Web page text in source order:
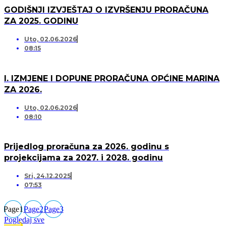
GODIŠNJI IZVJEŠTAJ O IZVRŠENJU PRORAČUNA
ZA 2025. GODINU
Uto, 02.06.2026
08:15
I. IZMJENE I DOPUNE PRORAČUNA OPĆINE MARINA
ZA 2026.
Uto, 02.06.2026
08:10
Prijedlog proračuna za 2026. godinu s
projekcijama za 2027. i 2028. godinu
Sri, 24.12.2025
07:53
Page1Page2Page3
Pogledaj sve